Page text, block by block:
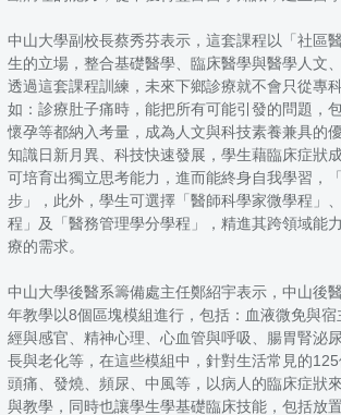
中山大學副校長蔡秀芬表示，這套課程以「社區
生的立場，整合基礎醫學、臨床醫學與醫學人文
透過這套課程訓練，未來下鄉診療就不會只從專
如：診療肚子痛時，能把所有可能引發的問題，
懷孕等都納入考量，成為人文與科技素養兼具的
知識日新月異、科技快速發展，學生藉臨床症狀
可培育出獨立思考能力，進而能終身自我學習，
步」，此外，學生可選擇「醫師科學家微學程」
程」及「醫務管理學分學程」，精進其跨領域能
療的需求。
中山大學後醫系籌備處主任鄭紹宇表示，中山後
年教學以8個區塊模組進行，包括：血液微免與
經與感官、精神心理、心血管與呼吸、腸胃腎泌
長與老化等，在這些模組中，針對生活常見的125
頭痛、發燒、頻尿、中風等，以病人的臨床症狀
與教學，同時也讓學生學基礎臨床技能，包括放